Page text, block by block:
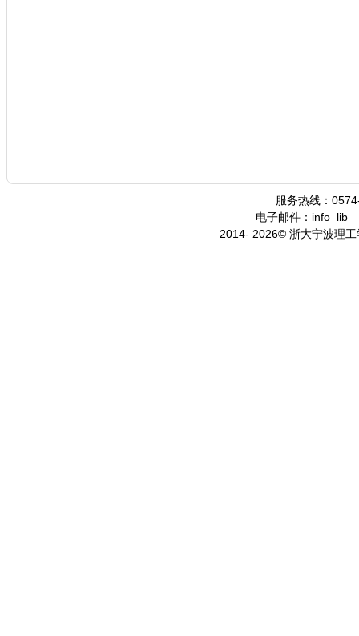
服务热线：
电子邮件：info_lib
2014- 2026© 浙大宁波理工